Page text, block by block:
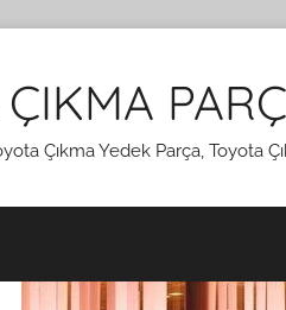
Çıkma Yedek Parça, Toyota